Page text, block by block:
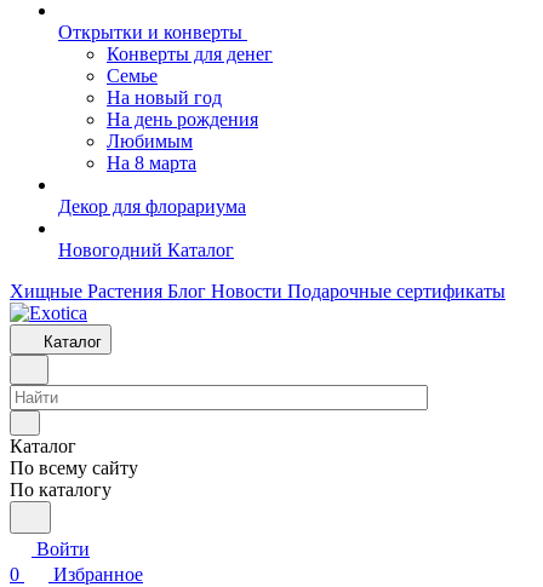
Открытки и конверты
Конверты для денег
Семье
На новый год
На день рождения
Любимым
На 8 марта
Декор для флорариума
Новогодний Каталог
Хищные Растения Блог Новости Подарочные сертификаты
Каталог
Каталог
По всему сайту
По каталогу
Войти
0
Избранное